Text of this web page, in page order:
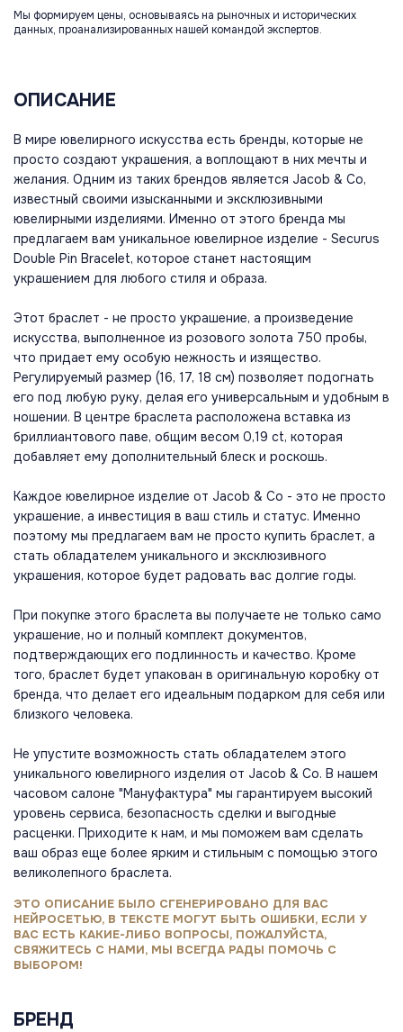
Мы формируем цены, основываясь на рыночных и исторических
данных, проанализированных нашей командой экспертов.
ОПИСАНИЕ
В мире ювелирного искусства есть бренды, которые не
просто создают украшения, а воплощают в них мечты и
желания. Одним из таких брендов является Jacob & Co,
известный своими изысканными и эксклюзивными
ювелирными изделиями. Именно от этого бренда мы
предлагаем вам уникальное ювелирное изделие - Securus
Double Pin Bracelet, которое станет настоящим
украшением для любого стиля и образа.
Этот браслет - не просто украшение, а произведение
искусства, выполненное из розового золота 750 пробы,
что придает ему особую нежность и изящество.
Регулируемый размер (16, 17, 18 см) позволяет подогнать
его под любую руку, делая его универсальным и удобным в
ношении. В центре браслета расположена вставка из
бриллиантового паве, общим весом 0,19 ct, которая
добавляет ему дополнительный блеск и роскошь.
Каждое ювелирное изделие от Jacob & Co - это не просто
украшение, а инвестиция в ваш стиль и статус. Именно
поэтому мы предлагаем вам не просто купить браслет, а
стать обладателем уникального и эксклюзивного
украшения, которое будет радовать вас долгие годы.
При покупке этого браслета вы получаете не только само
украшение, но и полный комплект документов,
подтверждающих его подлинность и качество. Кроме
того, браслет будет упакован в оригинальную коробку от
бренда, что делает его идеальным подарком для себя или
близкого человека.
Не упустите возможность стать обладателем этого
уникального ювелирного изделия от Jacob & Co. В нашем
часовом салоне "Мануфактура" мы гарантируем высокий
уровень сервиса, безопасность сделки и выгодные
расценки. Приходите к нам, и мы поможем вам сделать
ваш образ еще более ярким и стильным с помощью этого
великолепного браслета.
ЭТО ОПИСАНИЕ БЫЛО СГЕНЕРИРОВАНО ДЛЯ ВАС
НЕЙРОСЕТЬЮ, В ТЕКСТЕ МОГУТ БЫТЬ ОШИБКИ, ЕСЛИ У
ВАС ЕСТЬ КАКИЕ-ЛИБО ВОПРОСЫ, ПОЖАЛУЙСТА,
СВЯЖИТЕСЬ С НАМИ, МЫ ВСЕГДА РАДЫ ПОМОЧЬ С
ВЫБОРОМ!
БРЕНД